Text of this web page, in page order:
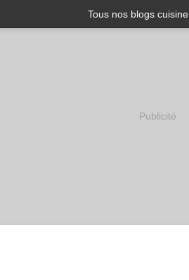
Tous nos blogs cuisine
Publicité